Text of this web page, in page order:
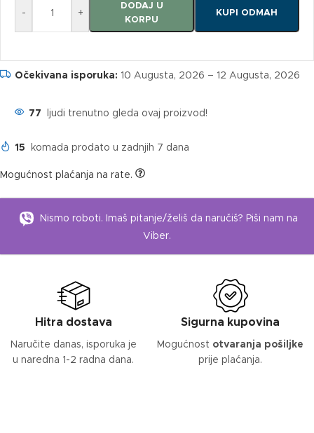
- +
DODAJ U
KORPU
KUPI ODMAH
Očekivana isporuka: 10 Augusta, 2026 – 12 Augusta, 2026
77 ljudi trenutno gleda ovaj proizvod!
15 komada prodato u zadnjih 7 dana
Mogućnost plaćanja na rate.
Nismo roboti. Imaš pitanje/želiš da naručiš? Piši nam na
Viber.
Hitra dostava
Naručite danas, isporuka je
u naredna 1-2 radna dana.
Sigurna kupovina
Mogućnost otvaranja pošiljke
prije plaćanja.